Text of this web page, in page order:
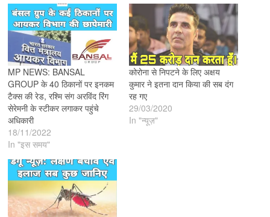
MP NEWS: BANSAL
GROUP के 40 ठिकानों पर इनकम
टैक्स की रेड, रश्मि संग अरविंद रिंग
सेरेमनी के स्टीकर लगाकर पहुंचे
अधिकारी
18/11/2022
In "इस समय"
कोरोना से निपटने के लिए अक्षय
कुमार ने इतना दान किया की सब दंग
रह गए
29/03/2020
In "न्यूज़"